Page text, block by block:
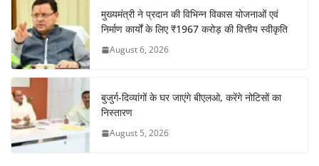
मुख्यमंत्री ने प्रदान की विभिन्न विकास योजनाओं एवं
निर्माण कार्यों के लिए ₹1967 करोड़ की वित्तीय स्वीकृति
August 6, 2026
बुजुर्ग-दिव्यांगों के घर जाएंगे बीएलओ, करेंगे नोटिसों का
निस्तारण
August 5, 2026